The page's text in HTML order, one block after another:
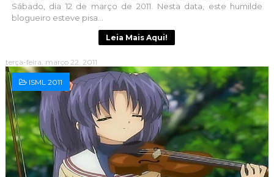
Sábado, dia 12 de março de 2011. Nesta data, este humilde
blogueiro esteve pisa...
Leia Mais Aqui!
terça-feira, março 22, 2011
ISML 2011